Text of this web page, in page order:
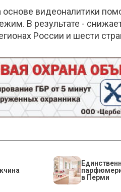
видеоналитики
В результате -
России и шести
в Перми